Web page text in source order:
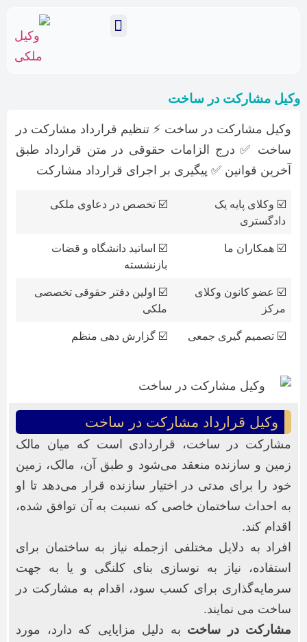
وکیل مشارکت در ساخت
وکیل مشارکت در ساخت ⚡ تنظیم قرارداد مشارکت در
ساخت ✅ درج الزامات حقوقی در متن قرارداد طبق
آخرین قوانین ✅ پیگیری بر اجرای قرارداد مشارکت
☑️ وکلای پایه یک
دادگستری
☑️ تخصص در دعاوی ملکی
☑️ همکاران ما
☑️ اساتید دانشگاه و قضات
بازنشسته
☑️ عضو کانون وکلای
مرکز
☑️ اولین دفتر حقوقی تخصصی
ملکی
☑️ تصمیم گیری جمعی ☑️ گزارش دهی منظم
وکیل قرارداد مشارکت در ساخت
مشارکت در ساخت، قراردادی است که میان مالک
زمین و سازنده منعقد می‌شود و طبق آن، مالک، زمین
خود را برای مدتی در اختیار سازنده قرار می‌دهد تا او
به احداث ساختمان خاصی که نسبت به آن توافق شده،
اقدام کند.
افراد به دلایل مختلفی ازجمله نیاز به ساختمان برای
استفاده، نیاز به نوسازی بنای کلنگی و یا به جهت
سرمایه‌گذاری برای کسب سود، اقدام به مشارکت در
ساخت می نمایند.
مشارکت در ساخت به دلیل مزایایی که دارد، مورد